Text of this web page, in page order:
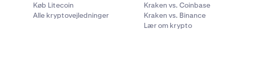
Køb Litecoin
Alle kryptovejledninger
Kraken vs. Coinbase
Kraken vs. Binance
Lær om krypto